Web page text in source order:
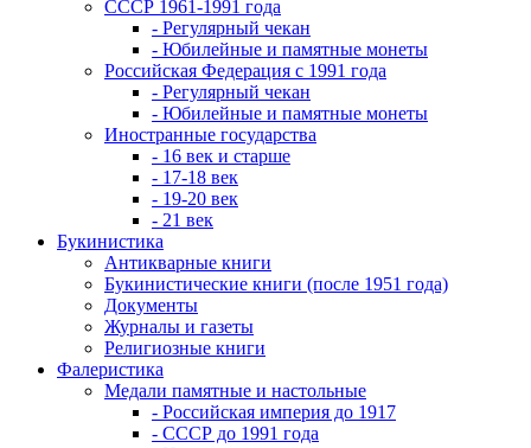
СССР 1961-1991 года
- Регулярный чекан
- Юбилейные и памятные монеты
Российская Федерация с 1991 года
- Регулярный чекан
- Юбилейные и памятные монеты
Иностранные государства
- 16 век и старше
- 17-18 век
- 19-20 век
- 21 век
Букинистика
Антикварные книги
Букинистические книги (после 1951 года)
Документы
Журналы и газеты
Религиозные книги
Фалеристика
Медали памятные и настольные
- Российская империя до 1917
- СССР до 1991 года